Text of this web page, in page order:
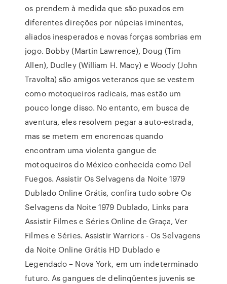
os prendem à medida que são puxados em
diferentes direções por núpcias iminentes,
aliados inesperados e novas forças sombrias em
jogo. Bobby (Martin Lawrence), Doug (Tim
Allen), Dudley (William H. Macy) e Woody (John
Travolta) são amigos veteranos que se vestem
como motoqueiros radicais, mas estão um
pouco longe disso. No entanto, em busca de
aventura, eles resolvem pegar a auto-estrada,
mas se metem em encrencas quando
encontram uma violenta gangue de
motoqueiros do México conhecida como Del
Fuegos. Assistir Os Selvagens da Noite 1979
Dublado Online Grátis, confira tudo sobre Os
Selvagens da Noite 1979 Dublado, Links para
Assistir Filmes e Séries Online de Graça, Ver
Filmes e Séries. Assistir Warriors - Os Selvagens
da Noite Online Grátis HD Dublado e
Legendado – Nova York, em um indeterminado
futuro. As gangues de delinqüentes juvenis se